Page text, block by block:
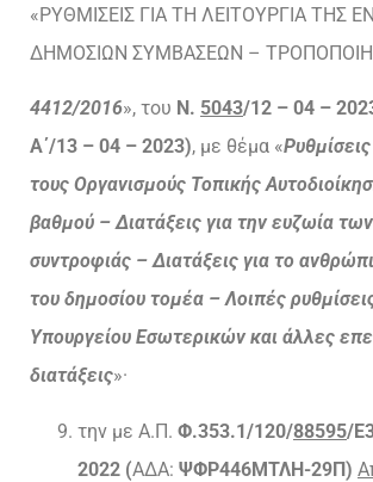
«ΡΥΘΜΙΣΕΙΣ ΓΙΑ ΤΗ ΛΕΙΤΟΥΡΓΙΑ ΤΗΣ
ΔΗΜΟΣΙΩΝ ΣΥΜΒΑΣΕΩΝ –
4412/2016», του Ν. 5043/12 – 04 –
Α΄/13 – 04 – 2023), με θέμα «
τους Οργανισμούς Τοπικής
βαθμού – Διατάξεις για την ευζωία
συντροφιάς – Διατάξεις για το
του δημοσίου τομέα – Λοιπές
Υπουργείου Εσωτερικών και άλλες
διατάξεις»·
την με Α.Π. Φ.353.1/120/88595/
2022 (ΑΔΑ: ΨΦΡ446ΜΤΛΗ-29Π)